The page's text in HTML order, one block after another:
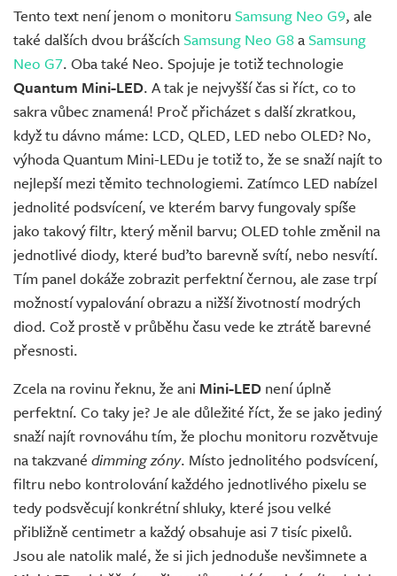
Tento text není jenom o monitoru Samsung Neo G9, ale
také dalších dvou brášcích Samsung Neo G8aSamsung
Neo G7. Oba také Neo. Spojuje je totiž technologie
Quantum Mini-LED. A tak je nejvyšší čas si říct, co to
sakra vůbec znamená! Proč přicházet s další zkratkou,
když tu dávno máme: LCD, QLED, LED nebo OLED? No,
výhoda Quantum Mini-LEDu je totiž to, že se snaží najít to
nejlepší mezi těmito technologiemi. Zatímco LED nabízel
jednolité podsvícení, ve kterém barvy fungovaly spíše
jako takový filtr, který měnil barvu; OLED tohle změnil na
jednotlivé diody, které buďto barevně svítí, nebo nesvítí.
Tím panel dokáže zobrazit perfektní černou, ale zase trpí
možností vypalování obrazu a nižší životností modrých
diod. Což prostě v průběhu času vede ke ztrátě barevné
přesnosti.
Zcela na rovinu řeknu, že ani Mini-LED není úplně
perfektní. Co taky je? Je ale důležité říct, že se jako jediný
snaží najít rovnováhu tím, že plochu monitoru rozvětvuje
na takzvané dimming zóny. Místo jednolitého podsvícení,
filtru nebo kontrolování každého jednotlivého pixelu se
tedy podsvěcují konkrétní shluky, které jsou velké
přibližně centimetr a každý obsahuje asi 7 tisíc pixelů.
Jsou ale natolik malé, že si jich jednoduše nevšimnete a